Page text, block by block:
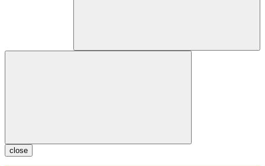
close